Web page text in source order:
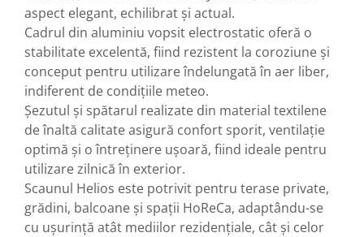
aspect elegant, echilibrat și actual.
Cadrul din aluminiu vopsit electrostatic oferă o
stabilitate excelentă, fiind rezistent la coroziune și
conceput pentru utilizare îndelungată în aer liber,
indiferent de condițiile meteo.
Șezutul și spătarul realizate din material textilene
de înaltă calitateasigură confort sporit, ventilație
optimă și o întreținere ușoară, fiind ideale pentru
utilizare zilnică în exterior.
Scaunul Helios este potrivit pentru terase private,
grădini, balcoane și spații HoReCa, adaptându-se
cu ușurință atât mediilor rezidențiale, cât și celor